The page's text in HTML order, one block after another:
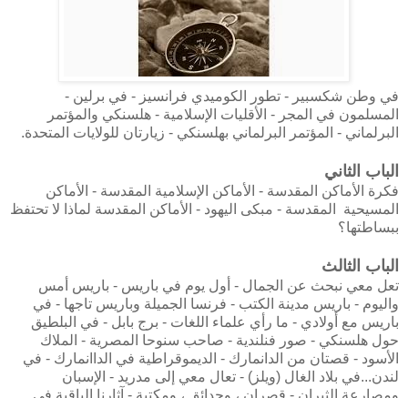
في وطن شكسبير - تطور الكوميدي فرانسيز - في برلين -
المسلمون في المجر - الأقليات الإسلامية - هلسنكي والمؤتمر
البرلماني - المؤتمر البرلماني بهلسنكي - زيارتان للولايات المتحدة.
الباب الثاني
فكرة الأماكن المقدسة - الأماكن الإسلامية المقدسة - الأماكن
المسيحية المقدسة - مبكى اليهود - الأماكن المقدسة لماذا لا تحتفظ
ببساطتها؟
الباب الثالث
تعل معي نبحث عن الجمال - أول يوم في باريس - باريس أمس
واليوم - باريس مدينة الكتب - فرنسا الجميلة وباريس تاجها - في
باريس مع أولادي - ما رأي علماء اللغات - برج بابل - في البلطيق
حول هلسنكي - صور فنلندية - صاحب سنوحا المصرية - الملاك
الأسود - قصتان من الدانمارك - الديموقراطية في الداانمارك - في
لندن...في بلاد الغال (ويلز) - تعال معي إلى مدريد - الإسبان
ومصارعة الثيران - قصران ، وحدائق ، ومكتبة - آثارنا الباقية في